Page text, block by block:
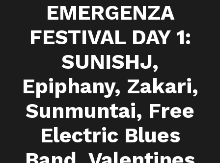
EMERGENZA
FESTIVAL DAY 1:
SUNISHJ,
Epiphany, Zakari,
Sunmuntai, Free
Electric Blues